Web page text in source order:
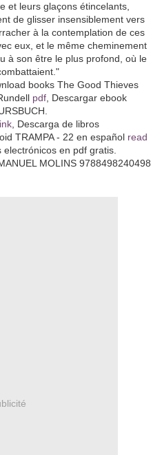
et leurs glaçons étincelants,
de glisser insensiblement vers
à la contemplation de ces
eux, et le même cheminement
à son être le plus profond, où le
books The Good Thieves
pdf , Descargar ebook
, Descarga de libros
TRAMPA - 22 en español read
electrónicos en pdf gratis.
MOLINS 9788498240498